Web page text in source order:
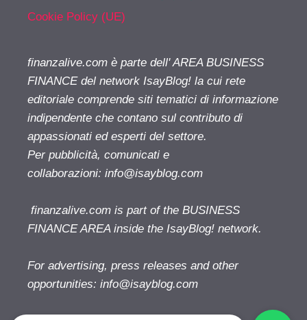
Cookie Policy (UE)
finanzalive.com è parte dell' AREA BUSINESS
FINANCE del network IsayBlog! la cui rete
editoriale comprende siti tematici di informazione
indipendente che contano sul contributo di
appassionati ed esperti del settore.
Per pubblicità, comunicati e
collaborazioni: info@isayblog.com
finanzalive.com is part of the BUSINESS
FINANCE AREA inside the IsayBlog! network.
For advertising, press releases and other
opportunities: info@isayblog.com